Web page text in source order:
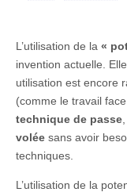
L’utilisation de la «
invention actuelle.
utilisation est encore
(comme le travail
technique de passe
volée sans avoir
techniques.
L’utilisation de la